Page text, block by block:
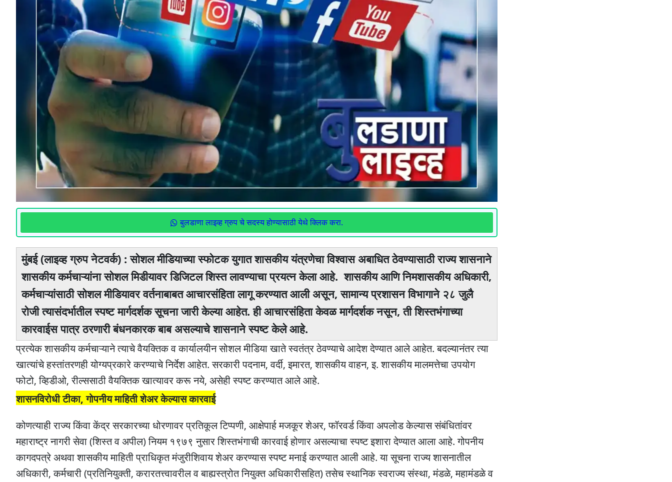
बुलडाणा लाइव्ह ग्रुप चे सदस्य होण्यासाठी येथे क्लिक करा.
मुंबई (लाइव्ह ग्रुप नेटवर्क) : सोशल मीडियाच्या स्फोटक युगात शासकीय यंत्रणेचा विश्‍वास अबाधित ठेवण्यासाठी राज्य शासनाने
शासकीय कर्मचाऱ्यांना साेशल मिडीयावर डिजिटल शिस्त लावण्याचा प्रयत्न केला आहे. शासकीय आणि निमशासकीय अधिकारी,
कर्मचाऱ्यांसाठी सोशल मीडियावर वर्तनाबाबत आचारसंहिता लागू करण्यात आली असून, सामान्य प्रशासन विभागाने २८ जुलै
रोजी त्यासंदर्भातील स्पष्ट मार्गदर्शक सूचना जारी केल्या आहेत. ही आचारसंहिता केवळ मार्गदर्शक नसून, ती शिस्तभंगाच्या
कारवाईस पात्र ठरणारी बंधनकारक बाब असल्याचे शासनाने स्पष्ट केले आहे.
प्रत्येक शासकीय कर्मचाऱ्याने त्याचे वैयक्तिक व कार्यालयीन सोशल मीडिया खाते स्वतंत्र ठेवण्याचे आदेश देण्यात आले आहेत. बदल्यानंतर त्या
खात्यांचे हस्तांतरणही योग्यप्रकारे करण्याचे निर्देश आहेत. सरकारी पदनाम, वर्दी, इमारत, शासकीय वाहन, इ. शासकीय मालमत्तेचा उपयोग
फोटो, व्हिडीओ, रील्ससाठी वैयक्तिक खात्यावर करू नये, असेही स्पष्ट करण्यात आले आहे.
शासनविरोधी टीका, गोपनीय माहिती शेअर केल्यास कारवाई
कोणत्याही राज्य किंवा केंद्र सरकारच्या धोरणावर प्रतिकूल टिप्पणी, आक्षेपार्ह मजकूर शेअर, फॉरवर्ड किंवा अपलोड केल्यास संबंधितांवर
महाराष्ट्र नागरी सेवा (शिस्त व अपील) नियम १९७९ नुसार शिस्तभंगाची कारवाई होणार असल्याचा स्पष्ट इशारा देण्यात आला आहे. गोपनीय
कागदपत्रे अथवा शासकीय माहिती प्राधिकृत मंजुरीशिवाय शेअर करण्यास स्पष्ट मनाई करण्यात आली आहे. या सूचना राज्य शासनातील
अधिकारी, कर्मचारी (प्रतिनियुक्ती, करारतत्त्वावरील व बाह्यस्त्रोत नियुक्त अधिकारीसहित) तसेच स्थानिक स्वराज्य संस्था, मंडळे, महामंडळे व